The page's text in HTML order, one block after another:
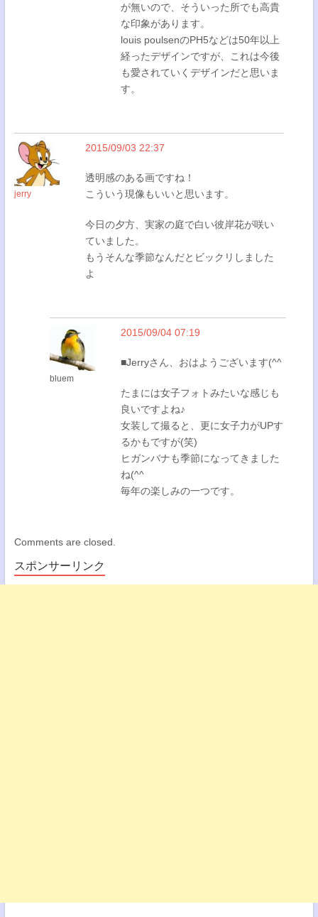
が無いので、そういった所でも高貴
な印象があります。
louis poulsenのPH5などは50年以上
経ったデザインですが、これは今後
も愛されていくデザインだと思いま
す。
jerry
2015/09/03 22:37
透明感のある画ですね！
こういう現像もいいと思います。
今日の夕方、実家の庭で白い彼岸花が咲い
ていました。
もうそんな季節なんだとビックリしました
よ
bluem
2015/09/04 07:19
■Jerryさん、おはようございます(^^
たまには女子フォトみたいな感じも
良いですよね♪
女装して撮ると、更に女子力がUPす
るかもですが(笑)
ヒガンバナも季節になってきました
ね(^^
毎年の楽しみの一つです。
Comments are closed.
スポンサーリンク